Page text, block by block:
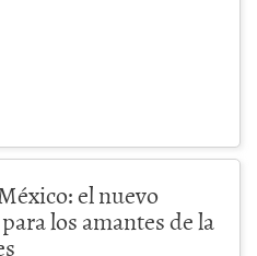
el nuevo
los amantes de la